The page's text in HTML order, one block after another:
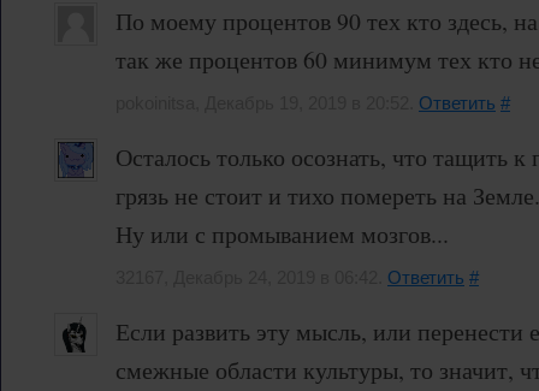
По моему процентов 90 тех кто здесь,
так же процентов 60 минимум тех кто
Ответить #
Осталось только осознать, что тащить
грязь не стоит и тихо помереть на Земле.
Ну или с промыванием мозгов...
Ответить #
Если развить эту мысль, или перенести
смежные области культуры, то значит,